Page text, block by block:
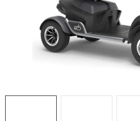
Podmínky ochrany osobních údajů